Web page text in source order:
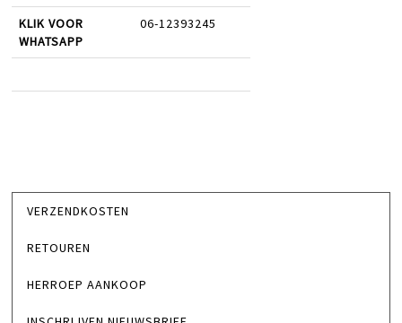
KLIK VOOR
WHATSAPP
06-12393245
VERZENDKOSTEN
RETOUREN
HERROEP AANKOOP